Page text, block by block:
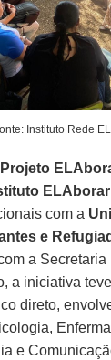
Instituto Rede
Projeto
ELAborar
com a
e
a
a iniciativa
direto,
e